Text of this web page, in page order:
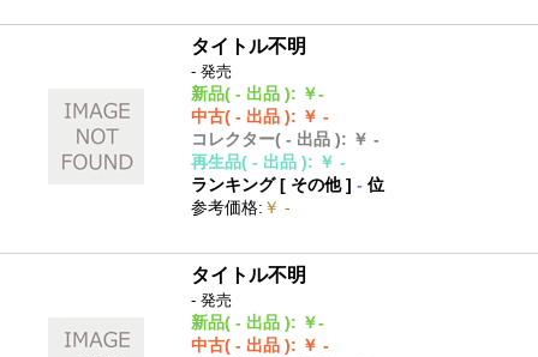
タイトル不明
- 発売
新品( - 出品 ): ￥-
中古( - 出品 ): ￥ -
コレクター( - 出品 ): ￥ -
再生品( - 出品 ): ￥ -
ランキング [ その他]- 位
参考価格: ￥ -
タイトル不明
- 発売
新品( - 出品 ): ￥-
中古( - 出品 ): ￥ -